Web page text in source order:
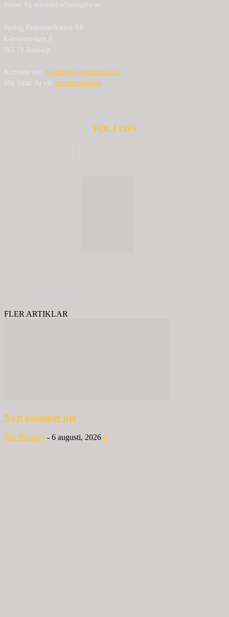
Epost: bg.nilensjo[at]springlfa.se
Spring Kommunikation AB
Görslövsvägen 8
263 71 Jonstorp
Kontakta oss: bg.nilensjo[at]springlfa.se
Här hittar du vår Integritetspolicy
FÖLJ OSS
FLER ARTIKLAR
Nytt nummer ute
BG Nilensjö - 6 augusti, 2026 0